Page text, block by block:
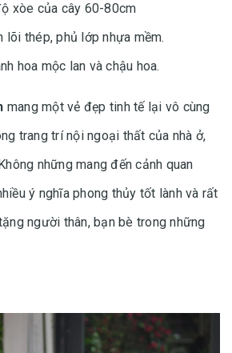
xòe của cây 60-80cm
lõi thép, phủ lớp nhựa mềm.
hoa mộc lan và chậu hoa.
mang một vẻ đẹp tinh tế lại vô cùng
trang trí nội ngoại thất của nhà ở,
những mang đến cảnh quan
ý nghĩa phong thủy tốt lành và rất
người thân, bạn bè trong những